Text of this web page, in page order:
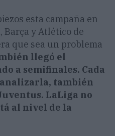
esta campaña en
Barça y Atlético de
que sea un problema
llegó el
a semifinales. Cada
también
LaLiga no
al nivel de la